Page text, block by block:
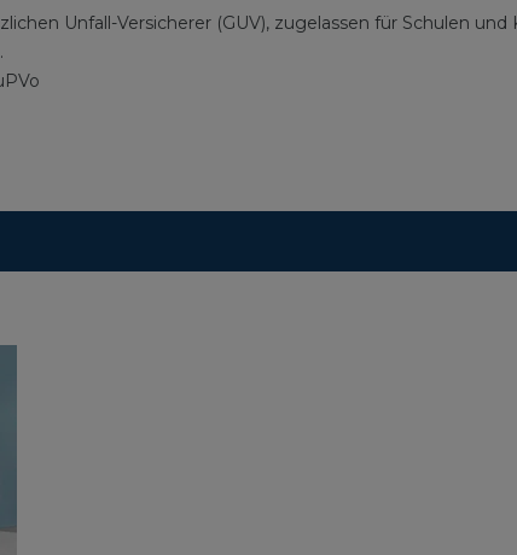
Unfall-Versicherer (GUV), zugelassen für Schulen